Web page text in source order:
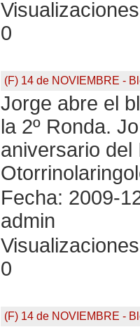
0
(F) 14 de NOVIEMBRE -
Jorge abre el
la 2º Ronda.
aniversario del
Fecha: 2009-
admin
0
(F) 14 de NOVIEMBRE -